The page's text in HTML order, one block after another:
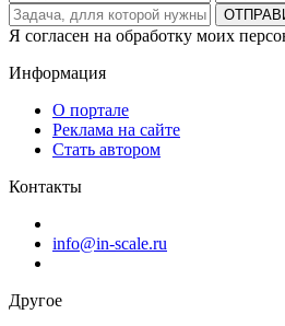
Я согласен на обработку моих
Информация
О портале
Реклама на сайте
Стать автором
Контакты
info@in-scale.ru
Другое